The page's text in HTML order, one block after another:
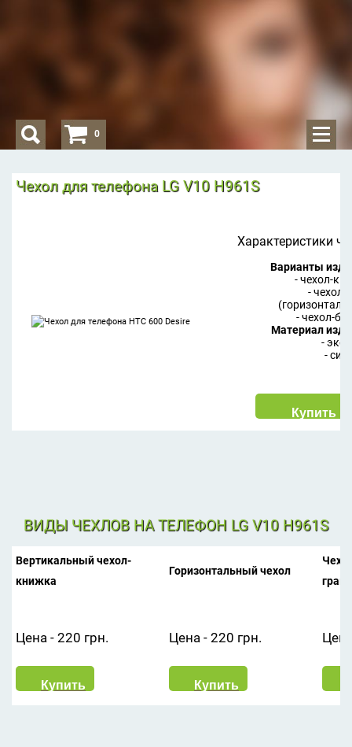
Чехол для телефона LG V10 H961S
Характеристики
Варианты
- чехол-
- чехол-
- чехол-
Материал
-
-
ВИДЫ ЧЕХЛОВ НА ТЕЛЕФОН LG V10 H961S
Вертикальный чехол-
книжка
Горизонтальный чехол
Цена - 220 грн. Цена - 220 грн.
0